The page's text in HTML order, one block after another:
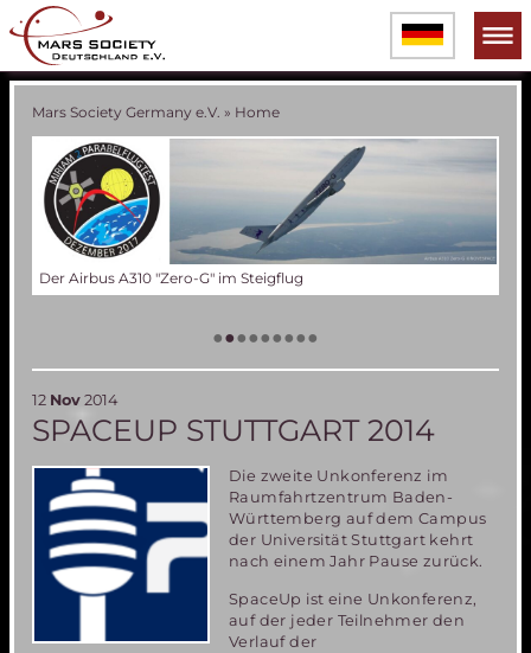
Mars Society Germany e.V. » Home
Der Airbus A310 "Zero-G" im Steigflug
•••••••••
12 Nov 2014
SPACEUP STUTTGART 2014
Die zweite Unkonferenz im
Raumfahrtzentrum Baden-
Württemberg auf dem Campus
der Universität Stuttgart kehrt
nach einem Jahr Pause zurück.
SpaceUp ist eine Unkonferenz,
auf der jeder Teilnehmer den
Verlauf der